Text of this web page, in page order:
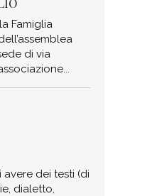
Famiglia
di via
dei testi (di
dialetto,